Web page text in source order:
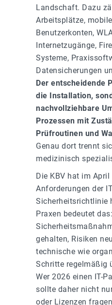
Landschaft. Dazu
Arbeitsplätze,
Benutzerkonten,
Internetzugänge,
Systeme,
Datensicherungen
Der entscheidende
die Installation,
nachvollziehbare
Prozessen mit
Prüfroutinen und
Genau dort trennt
medizinisch
Die KBV hat im
Anforderungen der
Sicherheitsrichtlinie
Praxen bedeutet das:
gehalten, Risiken
technische wie
Schritte regelmäßig
Wer 2026 einen IT-
sollte daher nicht
oder Lizenzen